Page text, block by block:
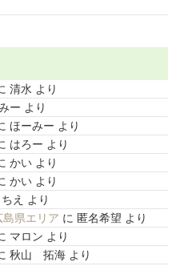
清水 より
ー より
ほーみー より
はろー より
かい より
かい より
ちえ
より
県エリア に 匿名希望 より
マロン より
秋山 拓海 より